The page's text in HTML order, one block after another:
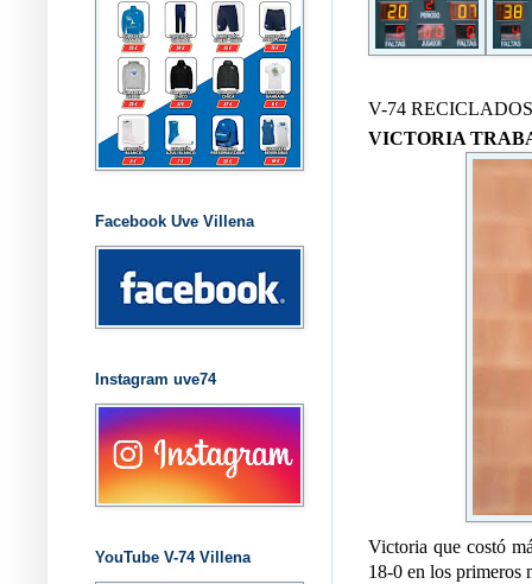
V-74
VICTORIA
Victoria que costó
18-0 en los primeros
Facebook Uve Villena
Instagram uve74
YouTube V-74 Villena